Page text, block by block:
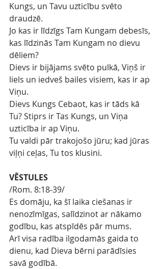
Kungs, un Tavu uzticību svēto
draudzē.
Jo kas ir līdzīgs Tam Kungam debesīs,
kas līdzinās Tam Kungam no dievu
dēliem?
Dievs ir bijājams svēto pulkā, Viņš ir
liels un iedveš bailes visiem, kas ir ap
Viņu.
Dievs Kungs Cebaot, kas ir tāds kā
Tu? Stiprs ir Tas Kungs, un Viņa
uzticība ir ap Viņu.
Tu valdi pār trakojošo jūru; kad jūras
viļņi ceļas, Tu tos klusini.
VĒSTULES
/Rom. 8:18-39/
Es domāju, ka šī laika ciešanas ir
nenozīmīgas, salīdzinot ar nākamo
godību, kas atspīdēs pār mums.
Arī visa radība ilgodamās gaida to
dienu, kad Dieva bērni parādīsies
savā godībā.